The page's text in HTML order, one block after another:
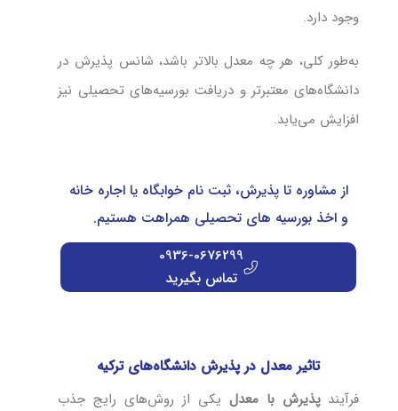
وجود دارد.
به‌طور کلی، هر چه معدل بالاتر باشد، شانس پذیرش در
دانشگاه‌های معتبرتر و دریافت بورسیه‌های تحصیلی نیز
افزایش می‌یابد.
از مشاوره تا پذیرش، ثبت نام خوابگاه یا اجاره خانه
و اخذ بورسیه های تحصیلی همراهت هستیم.
0936-0676299
تماس بگیرید
تاثیر معدل در پذیرش دانشگاه‌های ترکیه
فرآیندپذیرش با معدل یکی از روش‌های رایج جذب